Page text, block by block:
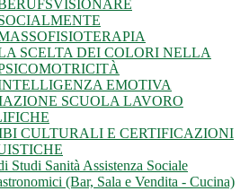
SCELTA DEI COLORI NELLA
EMOTIVA
SCUOLA LAVORO
CULTURALI E CERTIFICAZIONI
Studi Sanità Assistenza Sociale
(Bar, Sala e Vendita - Cucina)